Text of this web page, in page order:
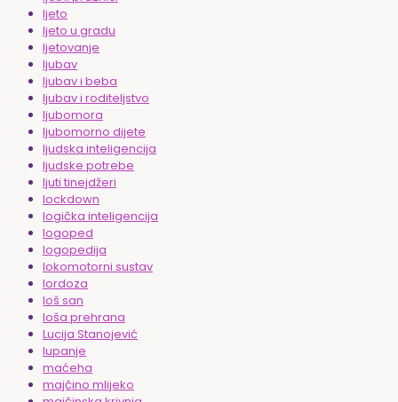
ljeto
ljeto u gradu
ljetovanje
ljubav
ljubav i beba
ljubav i roditeljstvo
ljubomora
ljubomorno dijete
ljudska inteligencija
ljudske potrebe
ljuti tinejdžeri
lockdown
logička inteligencija
logoped
logopedija
lokomotorni sustav
lordoza
loš san
loša prehrana
Lucija Stanojević
lupanje
maćeha
majčino mlijeko